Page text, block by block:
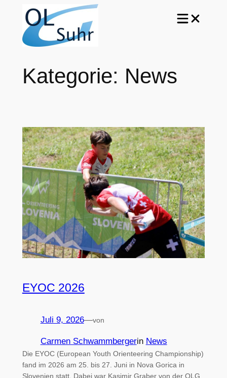
springen
Kategorie: News
EYOC 2026
Juli 9, 2026—von
Carmen Schwammbergerin News
Die EYOC (European Youth Orienteering Championship)
fand im 2026 am 25. bis 27. Juni in Nova Gorica in
Slovenien statt. Dabei war Kasimir Graber von der OLG